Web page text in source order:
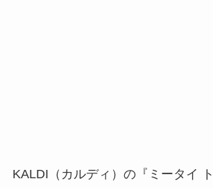
KALDI（カルディ）の『ミータイ